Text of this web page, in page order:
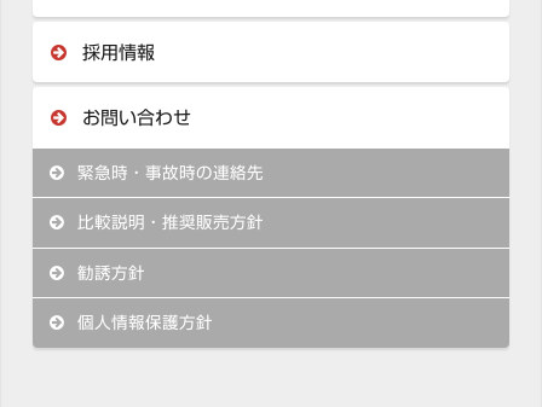
採用情報
お問い合わせ
緊急時・事故時の連絡先
比較説明・推奨販売方針
勧誘方針
個人情報保護方針